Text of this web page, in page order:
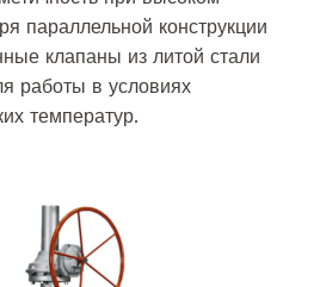
параллельной конструкции
клапаны из литой стали
работы в условиях
температур.